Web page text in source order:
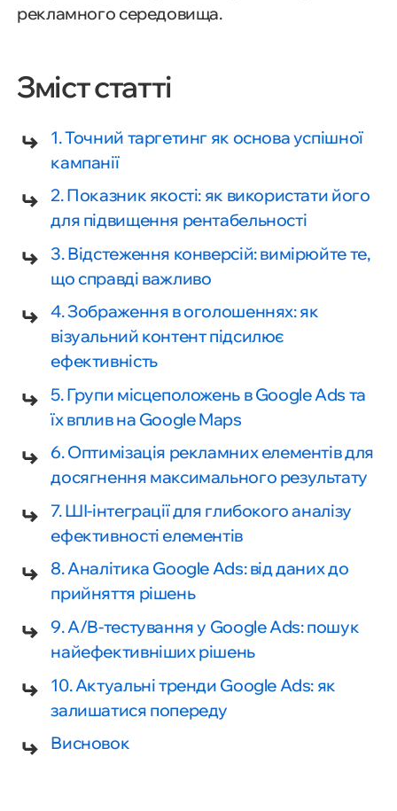
рекламного середовища.
Зміст статті
1. Точний таргетинг як основа успішної
кампанії
2. Показник якості: як використати його
для підвищення рентабельності
3. Відстеження конверсій: вимірюйте те,
що справді важливо
4. Зображення в оголошеннях: як
візуальний контент підсилює
ефективність
5. Групи місцеположень в Google Ads та
їх вплив на Google Maps
6. Оптимізація рекламних елементів для
досягнення максимального результату
7. ШІ-інтеграції для глибокого аналізу
ефективності елементів
8. Аналітика Google Ads: від даних до
прийняття рішень
9. A/B-тестування у Google Ads: пошук
найефективніших рішень
10. Актуальні тренди Google Ads: як
залишатися попереду
Висновок